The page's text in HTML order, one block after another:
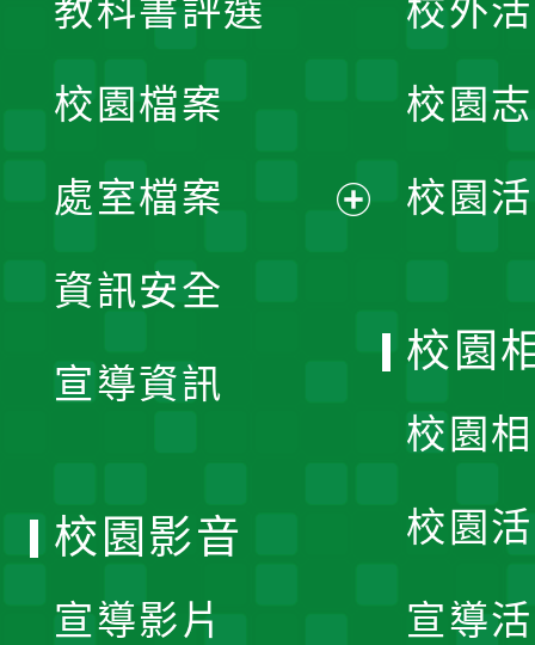
單
教科書評選
校園檔案
處室檔案
資訊安全
宣導資訊
校外
校園
校園
校園
校園
校園
宣導
校園影音
宣導影片